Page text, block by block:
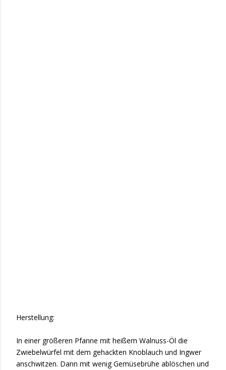
Herstellung:
In einer größeren Pfanne mit heißem Walnuss-Öl die
Zwiebelwürfel mit dem gehackten Knoblauch und Ingwer
anschwitzen. Dann mit wenig Gemüsebrühe ablöschen und